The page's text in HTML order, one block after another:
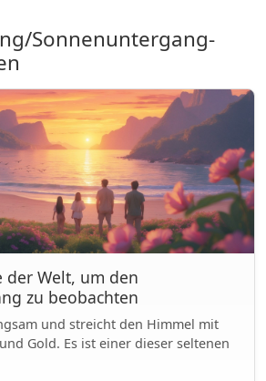
Sonnenuntergang-
der Welt, um den
zu beobachten
und streicht den Himmel mit
Gold. Es ist einer dieser seltenen